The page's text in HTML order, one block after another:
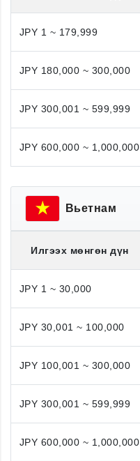
JPY 1 ~ 179,999
JPY 180,000 ~ 300,000
JPY 300,001 ~ 599,999
JPY 600,000 ~ 1,000,000
Вьетнам
Илгээх мөнгөн дүн
JPY 1 ~ 30,000
JPY 30,001 ~ 100,000
JPY 100,001 ~ 300,000
JPY 300,001 ~ 599,999
JPY 600,000 ~ 1,000,000